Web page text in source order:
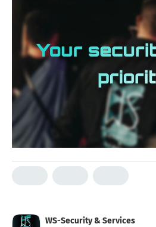
WS-Security & Services